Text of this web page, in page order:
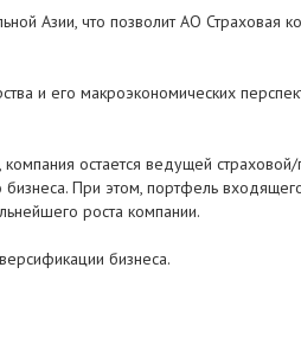
Азии, что позволит АО Страховая
и его макроэкономических
остается ведущей
При этом, портфель
роста компании.
бизнеса.